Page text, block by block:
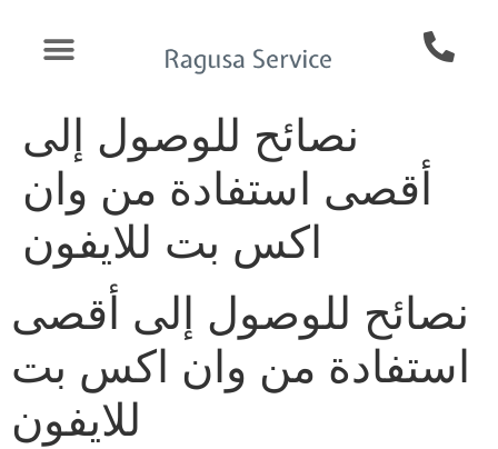
نصائح للوصول إلى
أقصى استفادة من وان
اكس بت للايفون
نصائح للوصول إلى أقصى
استفادة من وان اكس بت
للايفون